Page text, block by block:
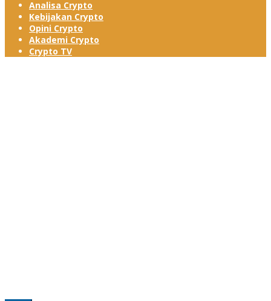
Analisa Crypto
Kebijakan Crypto
Opini Crypto
Akademi Crypto
Crypto TV